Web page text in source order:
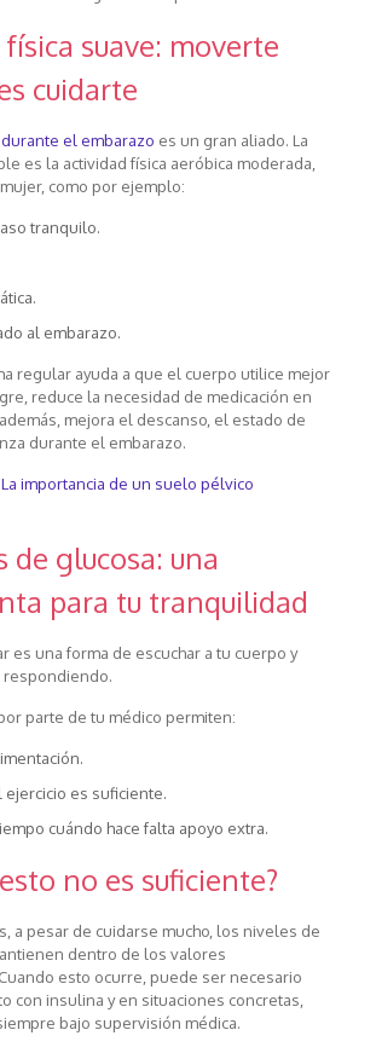
suave: moverte
cuidarte
el embarazo es un gran aliado. La
es la actividad física aeróbica moderada,
como por ejemplo:
tranquilo.
al embarazo.
regular ayuda a que el cuerpo utilice mejor
reduce la necesidad de medicación en
mejora el descanso, el estado de
durante el embarazo.
importancia de un suelo pélvico
de glucosa: una
para tu tranquilidad
es una forma de escuchar a tu cuerpo y
respondiendo.
parte de tu médico permiten:
ejercicio es suficiente.
cuándo hace falta apoyo extra.
no es suficiente?
a pesar de cuidarse mucho, los niveles de
dentro de los valores
esto ocurre, puede ser necesario
con insulina y en situaciones concretas,
bajo supervisión médica.